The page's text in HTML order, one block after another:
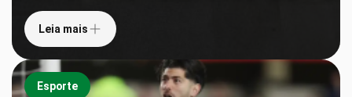
Leia mais
Esporte